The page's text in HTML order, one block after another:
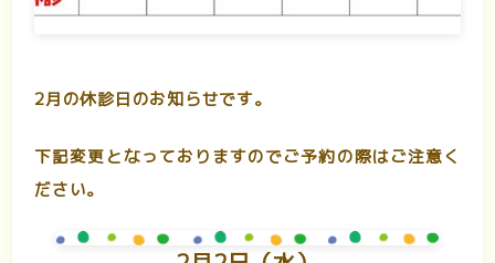
2月の休診日のお知らせです。
下記変更となっておりますのでご予約の際はご注意く
ださい。